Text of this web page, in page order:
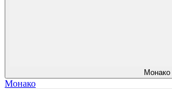
Монако
Монако